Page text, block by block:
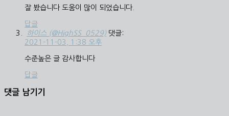
잘 봤습니다 도움이 많이 되었습니다.
답글
하이스 (@HighSS_0529) 댓글:
2021-11-03, 1:38 오후
수준높은 글 감사합니다
답글
댓글 남기기